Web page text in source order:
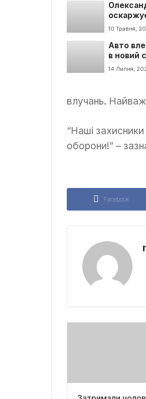
10 Травня,
Авто
в новий
у
14 Липня,
влучань.
“Наші
оборони!” –
Facebook